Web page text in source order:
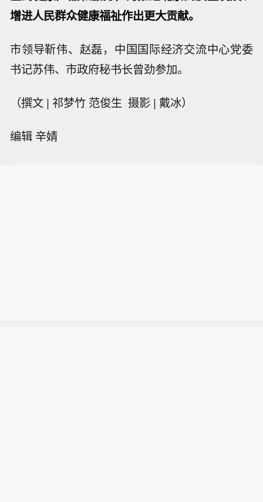
增进人民群众健康福祉作出更大贡献。
市领导靳伟、赵磊，中国国际经济交流中心党委
书记苏伟、市政府秘书长曾劲参加。
（撰文 | 祁梦竹 范俊生 摄影 | 戴冰）
编辑 辛婧